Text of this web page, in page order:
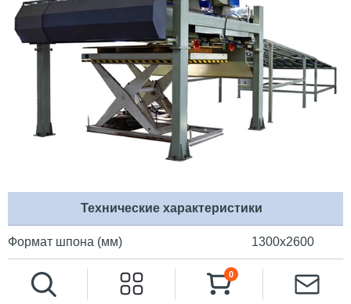
0
Технические характеристики
Формат шпона (мм) 1300х2600
Скорость конвейера (м/мин)